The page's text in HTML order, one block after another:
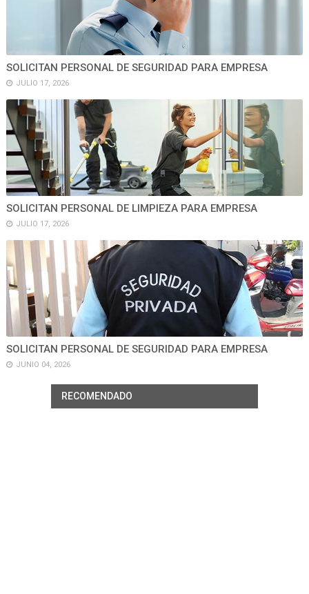
SOLICITAN PERSONAL DE SEGURIDAD PARA EMPRESA
JULIO 17, 2026
SOLICITAN PERSONAL DE LIMPIEZA PARA EMPRESA
JULIO 17, 2026
SOLICITAN PERSONAL DE SEGURIDAD PARA EMPRESA
JUNIO 04, 2026
RECOMENDADO